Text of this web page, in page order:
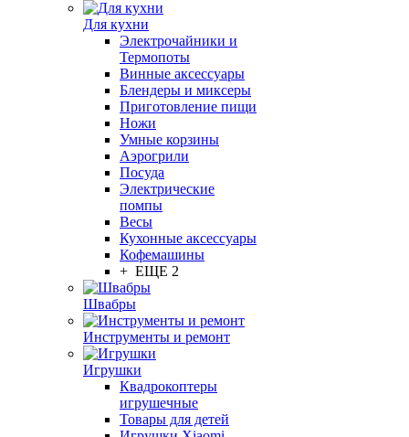
Для кухни
Электрочайники и
Термопоты
Винные аксессуары
Блендеры и миксеры
Приготовление пищи
Ножи
Умные корзины
Аэрогрили
Посуда
Электрические
помпы
Весы
Кухонные аксессуары
Кофемашины
+ ЕЩЕ 2
Швабры
Инструменты и ремонт
Игрушки
Квадрокоптеры
игрушечные
Товары для детей